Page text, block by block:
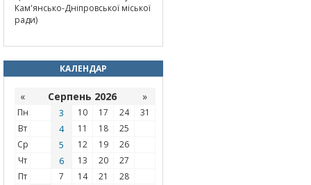
Кам'янсько-Дніпровської міської
ради)
КАЛЕНДАР
« Серпень 2026 »
Пн 3 10 17 24
31
Вт
4 11 18
25
Ср
5 12 19
26
Чт
6 13 20
27
Пт
7 14 21
28